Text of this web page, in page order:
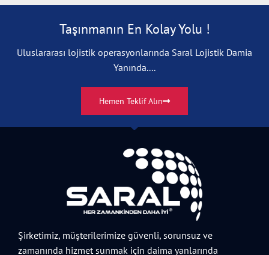
Taşınmanın En Kolay Yolu !
Uluslararası lojistik operasyonlarında Saral Lojistik Damia
Yanında....
Hemen Teklif Alın
Şirketimiz, müşterilerimize güvenli, sorunsuz ve
zamanında hizmet sunmak için daima yanlarında